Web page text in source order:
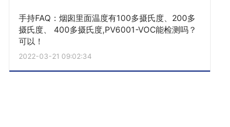
手持FAQ：烟囱里面温度有100多摄氏度、200多
摄氏度、 400多摄氏度,PV6001-VOC能检测吗？
可以！
2022-03-21 09:02:34